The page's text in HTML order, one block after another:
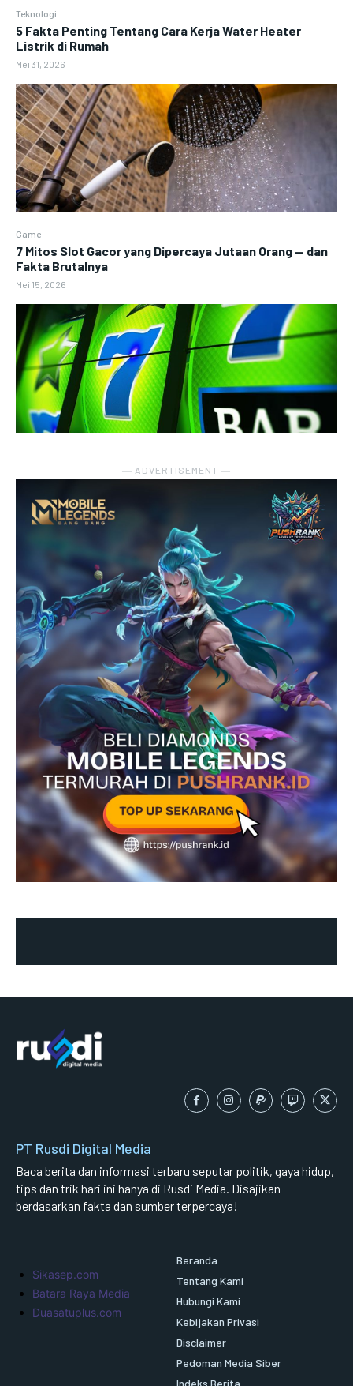
Teknologi
5 Fakta Penting Tentang Cara Kerja Water Heater
Listrik di Rumah
Mei 31, 2026
Game
7 Mitos Slot Gacor yang Dipercaya Jutaan Orang — dan
Fakta Brutalnya
Mei 15, 2026
― ADVERTISEMENT ―
PT Rusdi Digital Media
Baca berita dan informasi terbaru seputar politik, gaya hidup,
tips dan trik hari ini hanya di Rusdi Media. Disajikan
berdasarkan fakta dan sumber terpercaya!
Sikasep.com
Batara Raya Media
Duasatuplus.com
Beranda
Tentang Kami
Hubungi Kami
Kebijakan Privasi
Disclaimer
Pedoman Media Siber
Indeks Berita